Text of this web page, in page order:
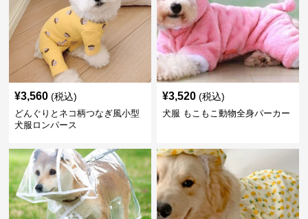
¥3,560 (税込)
どんぐりとネコ柄つなぎ風小型
犬服ロンパース
¥3,520 (税込)
犬服 もこもこ動物全身パーカー